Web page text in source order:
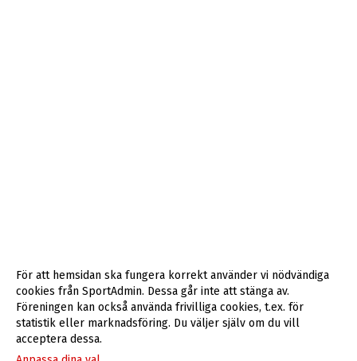
För att hemsidan ska fungera korrekt använder vi nödvändiga
cookies från SportAdmin. Dessa går inte att stänga av.
Föreningen kan också använda frivilliga cookies, t.ex. för
statistik eller marknadsföring. Du väljer själv om du vill
acceptera dessa.